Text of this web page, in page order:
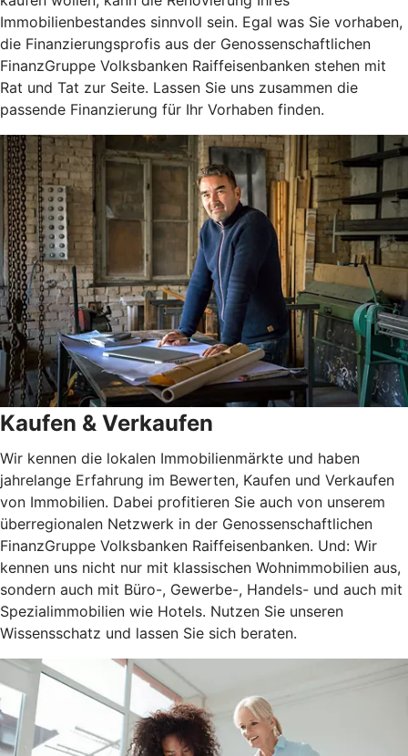
Immobilienbestandes sinnvoll sein. Egal was Sie vorhaben,
die Finanzierungsprofis aus der Genossenschaftlichen
FinanzGruppe Volksbanken Raiffeisenbanken stehen mit
Rat und Tat zur Seite. Lassen Sie uns zusammen die
passende Finanzierung für Ihr Vorhaben finden.
Kaufen & Verkaufen
Wir kennen die lokalen Immobilienmärkte und haben
jahrelange Erfahrung im Bewerten, Kaufen und Verkaufen
von Immobilien. Dabei profitieren Sie auch von unserem
überregionalen Netzwerk in der Genossenschaftlichen
FinanzGruppe Volksbanken Raiffeisenbanken. Und: Wir
kennen uns nicht nur mit klassischen Wohnimmobilien aus,
sondern auch mit Büro-, Gewerbe-, Handels- und auch mit
Spezialimmobilien wie Hotels. Nutzen Sie unseren
Wissensschatz und lassen Sie sich beraten.